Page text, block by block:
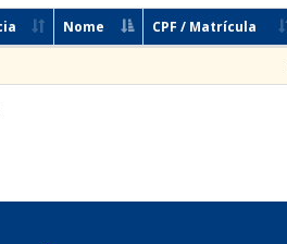
Nome CPF / Matrícula